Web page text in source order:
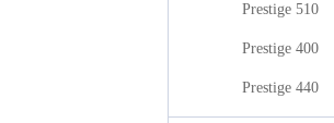
Prestige 510
Prestige 400
Prestige 440